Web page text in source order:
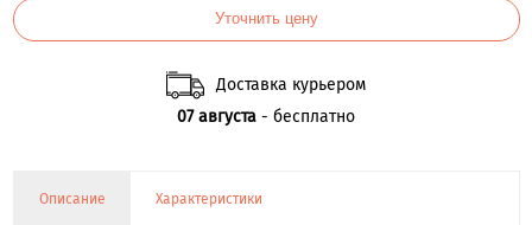
Уточнить цену
Доставка курьером
07 августа - бесплатно
Описание Характеристики